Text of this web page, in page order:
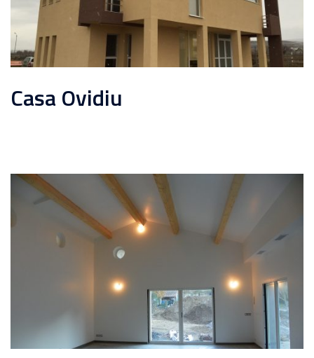
Casa Ovidiu